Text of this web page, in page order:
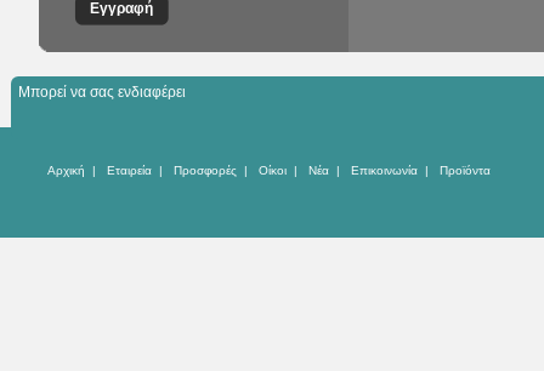
Μπορεί να σας ενδιαφέρει
Αρχική | Εταιρεία | Προσφορές | Οίκοι | Νέα | Επικοινωνία | Προϊόντα